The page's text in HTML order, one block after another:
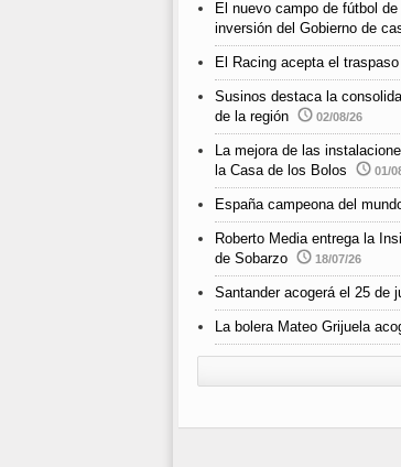
El nuevo campo de fútbol
inversión del Gobierno de
El Racing acepta el
Susinos destaca la
de la región
02/08/26
La mejora de las
la Casa de los Bolos
01/
España campeona del
Roberto Media entrega la
de Sobarzo
18/07/26
Santander acogerá el 25 de
La bolera Mateo Grijuela